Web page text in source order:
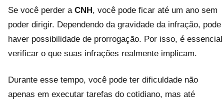
Se você perder a CNH , você pode ficar até um ano sem
poder dirigir. Dependendo da gravidade da infração, pode
haver possibilidade de prorrogação. Por isso, é essencial
verificar o que suas infrações realmente implicam.
Durante esse tempo, você pode ter dificuldade não
apenas em executar tarefas do cotidiano, mas até